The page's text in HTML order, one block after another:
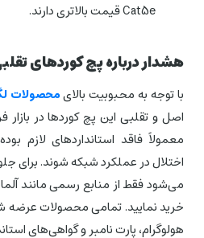
Cat5e قیمت بالاتری دارند.
هشدار درباره پچ کوردهای
با توجه به محبوبیت بالایمحصولات
اصل و تقلبی این پچ کوردها در
معمولاً فاقد استانداردهای لازم
اختلال در عملکرد شبکه شوند. برای
می‌شود فقط از منابع رسمی مانند آلما
خرید نمایید. تمامی محصولات عرضه
هولوگرام، پارت نامبر و گواهی‌های